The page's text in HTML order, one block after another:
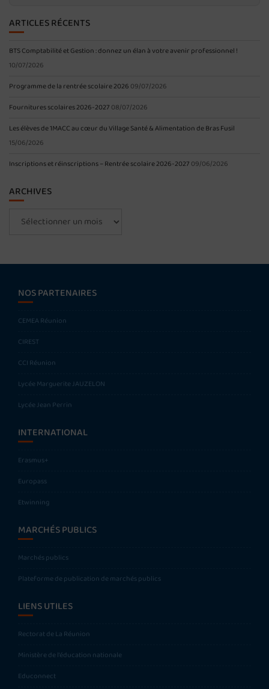
ARTICLES RÉCENTS
BTS Comptabilité et Gestion : donnez un élan à votre avenir professionnel !
10/07/2026
Programme de la rentrée scolaire 2026 09/07/2026
Fournitures scolaires 2026-2027 08/07/2026
Les élèves de 1MACC au cœur du Village Santé & Alimentation de Bras Fusil
15/06/2026
Inscriptions et réinscriptions – Rentrée scolaire 2026-2027 09/06/2026
ARCHIVES
NOS PARTENAIRES
CEMEA Réunion
CIREST
CCI Réunion
Lycée Marguerite JAUZELON
Lycée Jean Perrin
INTERNATIONAL
Erasmus+
Europass
Etwinning
MARCHÉS PUBLICS
Marchés publics
Plateforme de publication de marchés publics
LIENS UTILES
Rectorat de La Réunion
Ministère de l’éducation nationale
Educonnect